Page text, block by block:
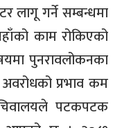
लागू गर्ने सम्बन्धमा
काम रोकिएको
पुनरावलोकनका
प्रभाव कम
पटकपटक